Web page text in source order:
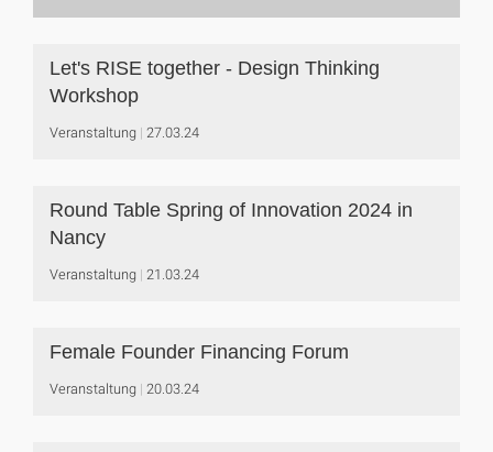
Let's RISE together - Design Thinking
Workshop
Veranstaltung 27.03.24
Round Table Spring of Innovation 2024 in
Nancy
Veranstaltung 21.03.24
Female Founder Financing Forum
Veranstaltung 20.03.24